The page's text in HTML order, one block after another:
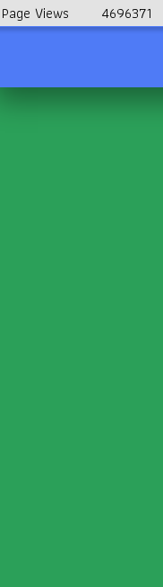
Page Views
4696371